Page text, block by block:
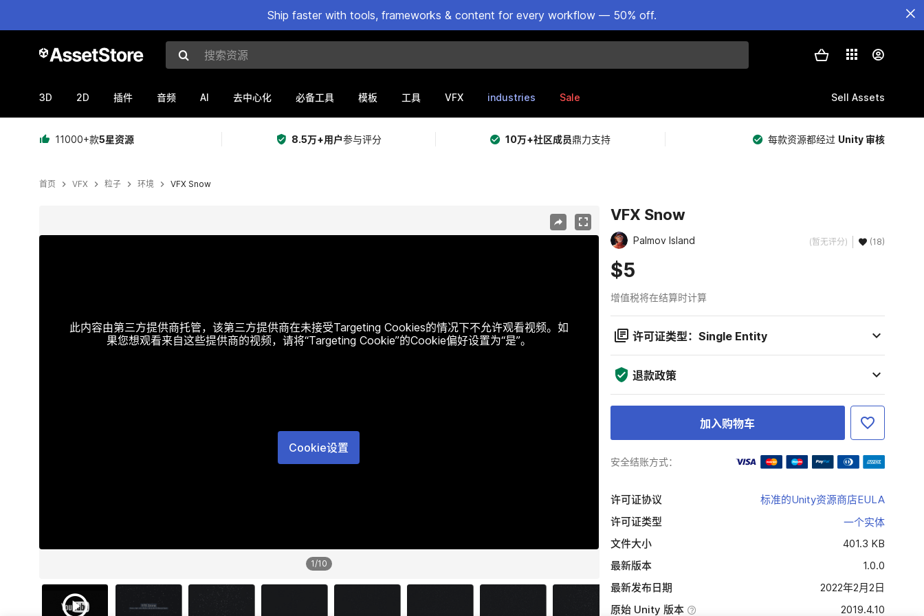
Ship faster with tools, frameworks & content for every workflow — 50% off.
搜索资源
3D 2D 插件 音频 AI 去中心化 必备工具 模板 工具 VFX industries Sale Sell Assets
11000+款5星资源 8.5万+用户参与评分 10万+社区成员鼎力支持 每款资源都经过 Unity 审核
首页 VFX 粒子 环境 VFX Snow
此内容由第三方提供商托管，该第三方提供商在未接受Targeting Cookies的情况下不允许观看视频。如
果您想观看来自这些提供商的视频，请将“Targeting Cookie”的Cookie偏好设置为“是”。
Cookie设置
1/10
VFX Snow
Palmov Island (暂无评分) (18)
$5
增值税将在结算时计算
许可证类型：Single Entity
退款政策
加入购物车
安全结账方式：
许可证协议
标准的Unity资源商店EULA
许可证类型
一个实体
文件大小
401.3 KB
最新版本
1.0.0
最新发布日期
2022年2月2日
原始 Unity 版本
2019.4.10